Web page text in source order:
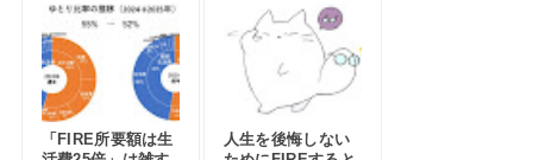
「FIRE所要額は生
人生を後悔しない